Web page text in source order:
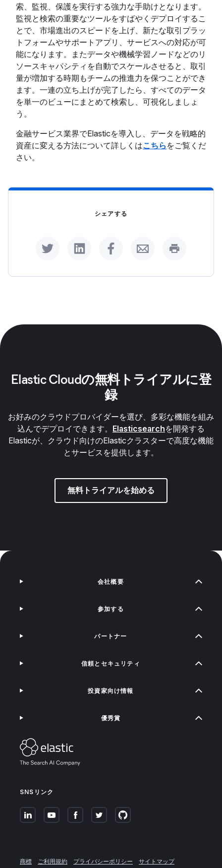
索、監視、保護を実行する強力な手助けとなります。
監視と検索の重要なツールをすばやくデプロイするこ
とで、市場進出のスピードを上げ、新たな取引プラッ
トフォームやサポートアプリ、サービスへの対応が可
能になります。またデータや機械学習ノードなどのリ
ソースキャパシティを自動でスケールさせると、取引
量が増加する時期もチームの推進力を保つことができ
ます。一連の立ち上げが完了したら、すべてのデータ
を単一のビューにまとめて検索し、可視化しましょ
う。
金融サービス業界でElasticを導入し、データを戦略的
資産に変える方法について詳しくはこちら をご覧くだ
さい。
シェアする
Share on TwitterShare on LinkedIn
Share on Facebook
Share by Email
Print this
Elastic Cloudの無料トライアルに登
録
お好みのクラウドプロバイダーを選び、多彩な機能を組み
込んでデプロイできます。 Elasticsearchを開発する
Elasticが、クラウド向けのElasticクラスターで高度な機能
とサービスを提供します。
無料トライアルを始める
SNSリンク
会社概要
参加する
パートナー
信頼とセキュリティ
投資家向け情報
優秀賞
商標 ご利用規約 プライバシーポリシー サイトマップ